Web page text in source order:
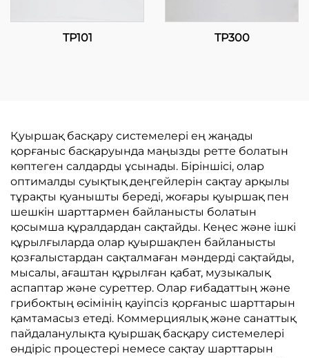
TP101 TP300
Қуыршақ басқару системелері ең жаңады
қорғаныс басқаруында маңызды ретте болатын
көптеген салдарды ұсынады. Біріншісі, олар
оптималды суықтық деңгейлерін сақтау арқылы
тұрақты қуанышты береді, жоғары қуыршақ пен
шешкін шарттармен байланысты болатын
қосымша құралдардан сақтайды. Кеңес және ішкі
құрылғыларда олар қуыршақпен байланысты
қозғалыстардан сақталмаған мәндерді сақтайды,
мысалы, ағаштан құрылған қабат, музыкалық
аспаптар және суреттер. Олар ғибадаттың және
грибоктың өсімінің қауіпсіз қорғаныс шарттарын
қамтамасыз етеді. Коммерциялық және санаттық
пайдаланулықта қуыршақ басқару системелері
өндіріс процестері немесе сақтау шарттарын